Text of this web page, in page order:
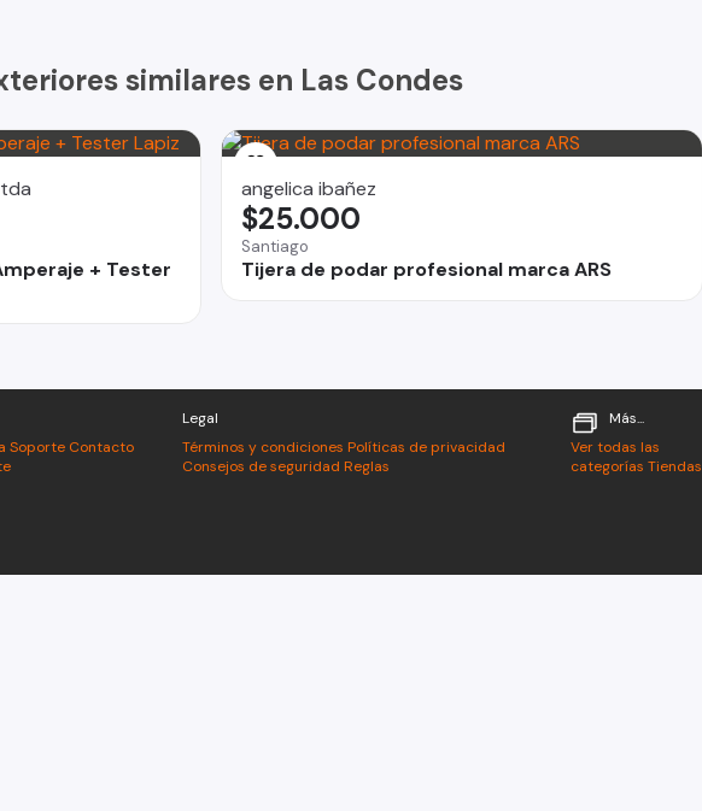
similares en Las Condes
+ Tester
angelica ibañez
Santiago
Tijera de podar profesional marca ARS
$25.000
Soporte Contacto
Legal
Términos y condiciones Políticas de privacidad
Consejos de seguridad Reglas
Más...
Ver todas las
categorías Tiendas